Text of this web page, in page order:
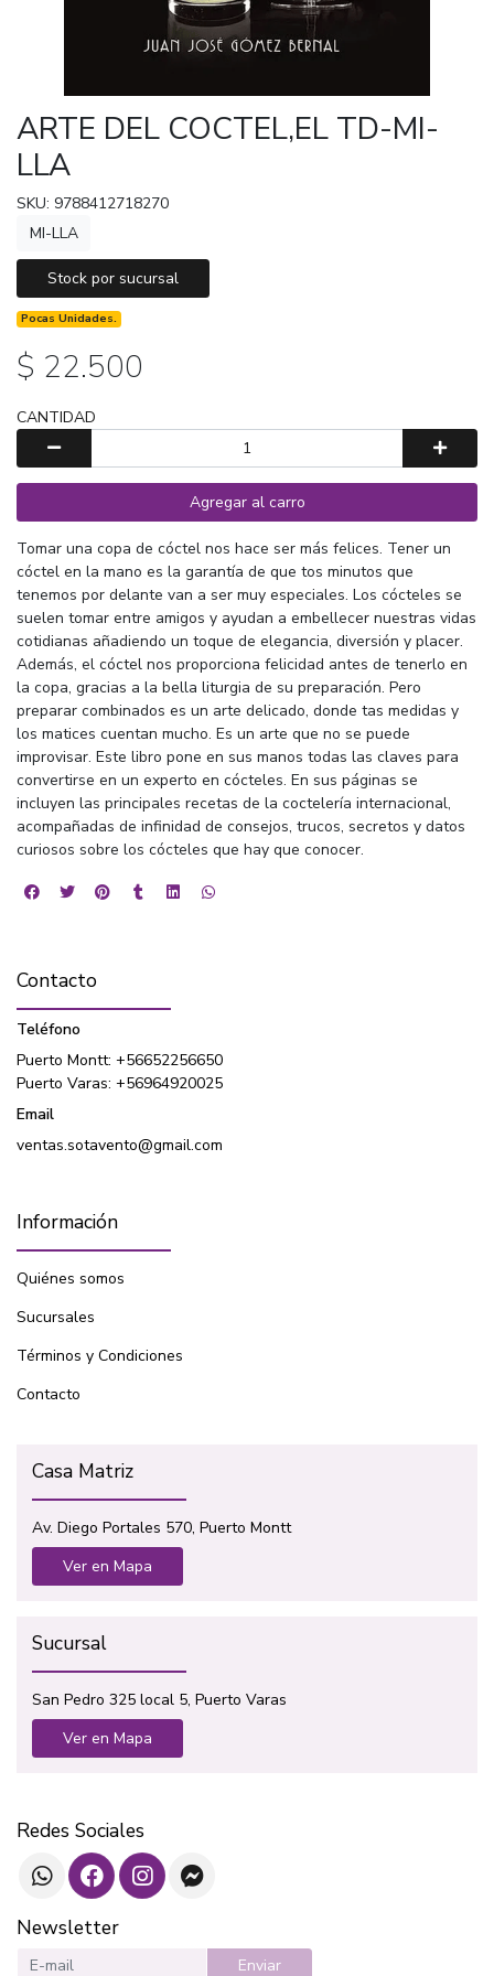
ARTE DEL COCTEL,EL TD-MI-
LLA
SKU: 9788412718270
MI-LLA
Stock por sucursal
Pocas Unidades.
$ 22.500
CANTIDAD
Agregar al carro
Tomar una copa de cóctel nos hace ser más felices. Tener un
cóctel en la mano es la garantía de que tos minutos que
tenemos por delante van a ser muy especiales. Los cócteles se
suelen tomar entre amigos y ayudan a embellecer nuestras vidas
cotidianas añadiendo un toque de elegancia, diversión y placer.
Además, el cóctel nos proporciona felicidad antes de tenerlo en
la copa, gracias a la bella liturgia de su preparación. Pero
preparar combinados es un arte delicado, donde tas medidas y
los matices cuentan mucho. Es un arte que no se puede
improvisar. Este libro pone en sus manos todas las claves para
convertirse en un experto en cócteles. En sus páginas se
incluyen las principales recetas de la coctelería internacional,
acompañadas de infinidad de consejos, trucos, secretos y datos
curiosos sobre los cócteles que hay que conocer.
Contacto
Teléfono
Puerto Montt: +56652256650
Puerto Varas: +56964920025
Email
ventas.sotavento@gmail.com
Información
Quiénes somos
Sucursales
Términos y Condiciones
Contacto
Casa Matriz
Av. Diego Portales 570, Puerto Montt
Ver en Mapa
Sucursal
San Pedro 325 local 5, Puerto Varas
Ver en Mapa
Redes Sociales
Newsletter
Enviar